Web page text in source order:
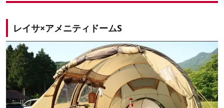
レイサ×アメニティドームS